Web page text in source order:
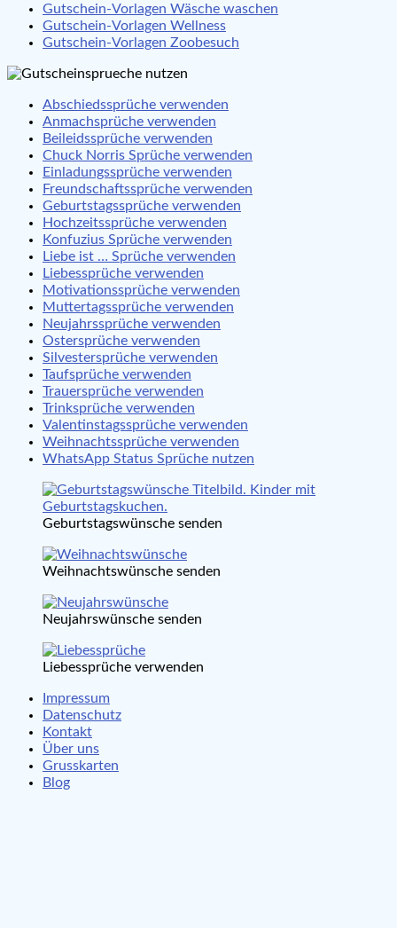
Gutschein-Vorlagen Wäsche waschen
Gutschein-Vorlagen Wellness
Gutschein-Vorlagen Zoobesuch
Abschiedssprüche verwenden
Anmachsprüche verwenden
Beileidssprüche verwenden
Chuck Norris Sprüche verwenden
Einladungssprüche verwenden
Freundschaftssprüche verwenden
Geburtstagssprüche verwenden
Hochzeitssprüche verwenden
Konfuzius Sprüche verwenden
Liebe ist … Sprüche verwenden
Liebessprüche verwenden
Motivationssprüche verwenden
Muttertagssprüche verwenden
Neujahrssprüche verwenden
Ostersprüche verwenden
Silvestersprüche verwenden
Taufsprüche verwenden
Trauersprüche verwenden
Trinksprüche verwenden
Valentinstagssprüche verwenden
Weihnachtssprüche verwenden
WhatsApp Status Sprüche nutzen
Geburtstagswünsche senden
Weihnachtswünsche senden
Neujahrswünsche senden
Liebessprüche verwenden
Impressum
Datenschutz
Kontakt
Über uns
Grusskarten
Blog